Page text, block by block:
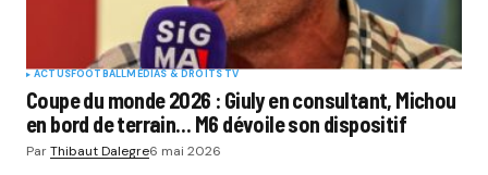
ACTUSFOOTBALLMÉDIAS & DROITS TV
Coupe du monde 2026 : Giuly en consultant, Michou
en bord de terrain… M6 dévoile son dispositif
ParThibaut Dalegre6 mai 2026